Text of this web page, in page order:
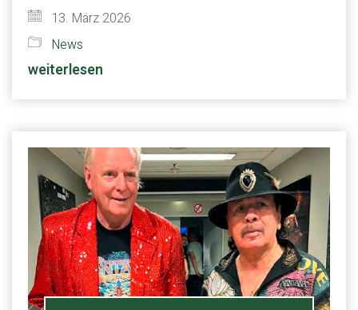
13. März 2026
News
weiterlesen